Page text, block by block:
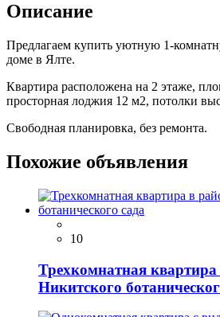
Описание
Предлагаем купить уютную 1-
доме в Ялте.
Квартира расположена на 2 этаже,
просторная лоджия 12 м2, потолки
Свободная планировка, без ремонта.
Похожие объявления
10
Трехкомнатная квартира
Никитского